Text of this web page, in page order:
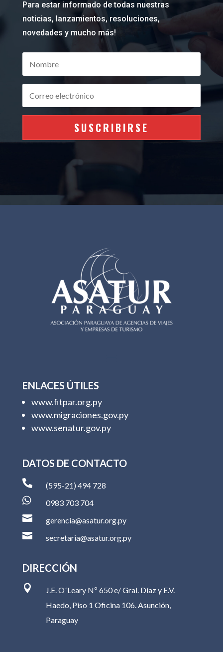
Para estar informado de todas nuestras
noticias, lanzamientos, resoluciones,
novedades y mucho más!
SUSCRIBIRSE
ENLACES ÚTILES
www.fitpar.org.py
www.migraciones.gov.py
www.senatur.gov.py
DATOS DE CONTACTO
 (595-21) 494 728
 0983 703 704
 gerencia@asatur.org.py
 secretaria@asatur.org.py
DIRECCIÓN

J.E. O´Leary Nº 650 e/ Gral. Díaz y E.V.
Haedo, Piso 1 Oficina 106. Asunción,
Paraguay